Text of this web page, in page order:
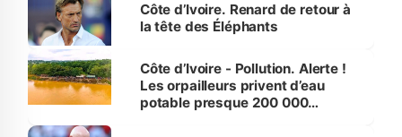
Côte d’Ivoire. Renard de retour à
la tête des Éléphants
Côte d’Ivoire - Pollution. Alerte !
Les orpailleurs privent d’eau
potable presque 200 000